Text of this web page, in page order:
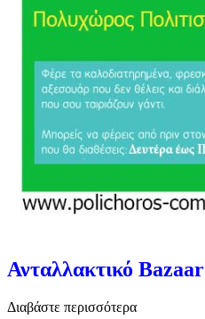
Ανταλλακτικό Bazaar
Διαβάστε περισσότερα